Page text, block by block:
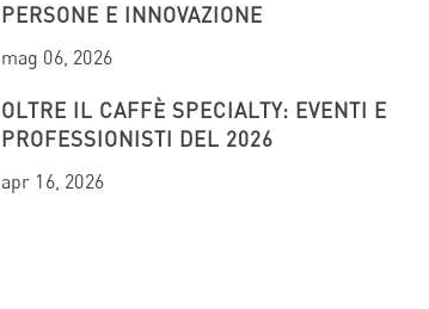
PERSONE E INNOVAZIONE
mag 06, 2026
OLTRE IL CAFFÈ SPECIALTY: EVENTI E
PROFESSIONISTI DEL 2026
apr 16, 2026